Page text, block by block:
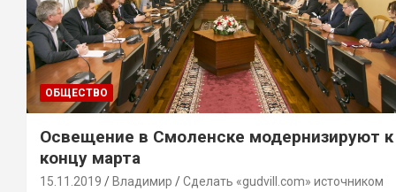
ОБЩЕСТВО
Освещение в Смоленске модернизируют к
концу марта
15.11.2019 Владимир
Сделать «gudvill.com» источником